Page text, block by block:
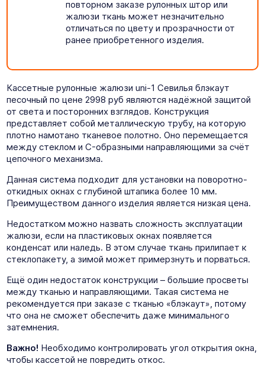
повторном заказе рулонных штор или
жалюзи ткань может незначительно
отличаться по цвету и прозрачности от
ранее приобретенного изделия.
Кассетные рулонные жалюзи uni-1 Севилья блэкаут
песочный по цене 2998 руб являются надёжной защитой
от света и посторонних взглядов. Конструкция
представляет собой металлическую трубу, на которую
плотно намотано тканевое полотно. Оно перемещается
между стеклом и C-образными направляющими за счёт
цепочного механизма.
Данная система подходит для установки на поворотно-
откидных окнах с глубиной штапика более 10 мм.
Преимуществом данного изделия является низкая цена.
Недостатком можно назвать сложность эксплуатации
жалюзи, если на пластиковых окнах появляется
конденсат или наледь. В этом случае ткань прилипает к
стеклопакету, а зимой может примерзнуть и порваться.
Ещё один недостаток конструкции – большие просветы
между тканью и направляющими. Такая система не
рекомендуется при заказе с тканью «блэкаут», потому
что она не сможет обеспечить даже минимального
затемнения.
Важно! Необходимо контролировать угол открытия окна,
чтобы кассетой не повредить откос.